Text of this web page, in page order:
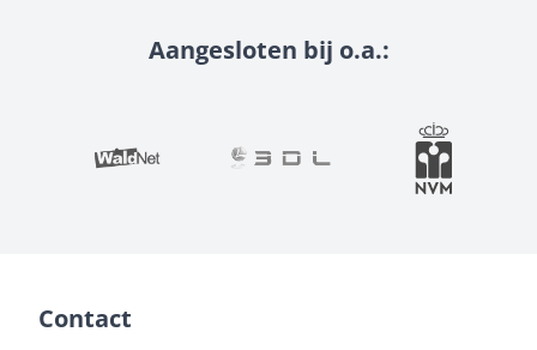
Aangesloten bij o.a.:
Contact